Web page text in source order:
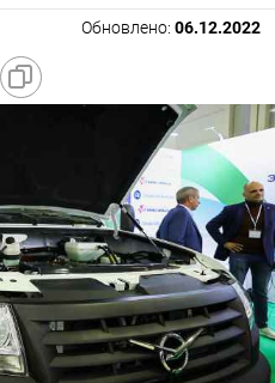
Обновлено: 06.12.2022